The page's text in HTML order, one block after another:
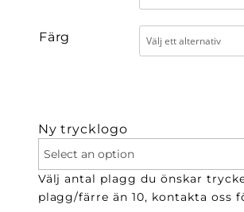
Färg
Ny trycklogo
Välj antal plagg du önskar
plagg/färre än 10, kontakta oss